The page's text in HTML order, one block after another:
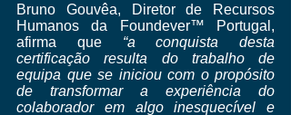
Bruno Gouvêa, Diretor de Recursos
Humanos da Foundever™ Portugal,
afirma que “a conquista desta
certificação resulta do trabalho de
equipa que se iniciou com o propósito
de transformar a experiência do
colaborador em algo inesquecível e